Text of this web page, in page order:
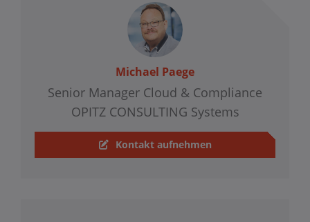
Michael Paege
Senior Manager Cloud & Compliance
OPITZ CONSULTING Systems
Kontakt aufnehmen